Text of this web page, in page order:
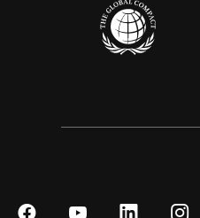
SíguenosSíguenos Síguenos